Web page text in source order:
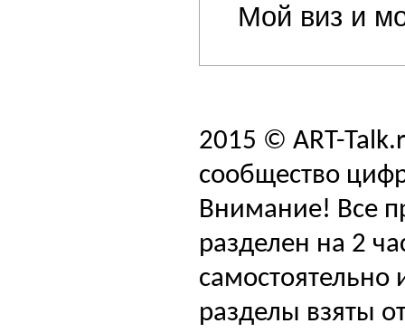
Мой виз и
2015 © ART-
сообщество
Внимание! Все
разделен на 2
самостоятельно
разделы взяты